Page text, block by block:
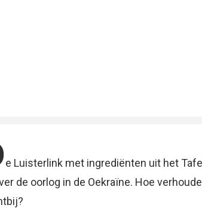
e Luisterlink met ingrediënten uit het
de oorlog in de Oekraïne. Hoe